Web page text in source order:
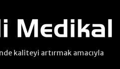
kaliteyi artırmak amacıyla